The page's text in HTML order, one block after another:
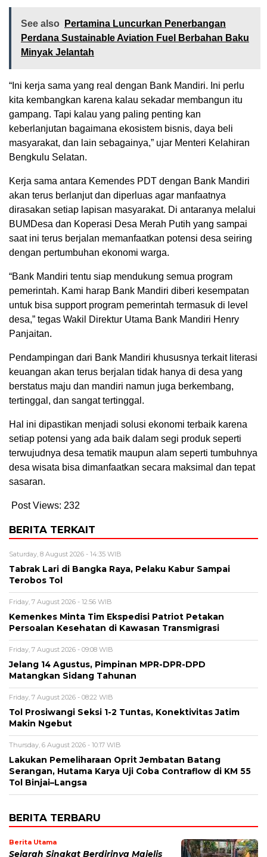
See also
Pertamina Luncurkan Penerbangan
Perdana Sustainable Aviation Fuel Berbahan Baku
Minyak Jelantah
“Ini kerja sama yang real dengan Bank Mandiri. Ini perlu
kita kembangkan karena kalau sekadar membangun itu
gampang. Tapi kalau yang paling penting kan
keberlanjutan bagaimana ekosistem bisnis, daya beli
masyarakat, dan lain sebagainya,” ujar Menteri Kelahiran
Bengkulu Selatan.
Kerja sama antara Kemendes PDT dengan Bank Mandiri
akan terus berlanjut dan diperluas agar manfaatnya
dirasakan setiap lapisan masyarakat. Di antaranya melalui
BUMDesa dan Koperasi Desa Merah Putih yang sampai
saat ini terus berjalan memanfaatkan potensi desa seiring
dengan pertumbuhan ekonomi warga.
“Bank Mandiri tentu siap mendukung semua program
pemerintah. Kami harap Bank Mandiri diberi kesempatan
untuk bisa support program pemerintah termasuk di level
desa,” tegas Wakil Direktur Utama Bank Mandiri Henry
Panjaitan.
Pendampingan dari Bank Mandiri khususnya terkait literasi
keuangan akan terus berjalan tidak hanya di desa yang
berstatus maju dan mandiri namun juga berkembang,
tertinggal, dan sangat tertinggal.
Hal ini dipastikan menjadi solusi ekonomi terbaik karena
setiap potensi yang ada baik dalam segi produk seperti
terwujudnya desa tematik maupun alam seperti tumbuhnya
desa wisata bisa dimanfaatkan secara maksimal dan tepat
sasaran.
Post Views: 232
BERITA TERKAIT
Saturday, 8 August 2026 - 14:35 WIB
Tabrak Lari di Bangka Raya, Pelaku Kabur Sampai
Terobos Tol
Friday, 7 August 2026 - 12:56 WIB
Kemenkes Minta Tim Ekspedisi Patriot Petakan
Persoalan Kesehatan di Kawasan Transmigrasi
Friday, 7 August 2026 - 09:08 WIB
Jelang 14 Agustus, Pimpinan MPR-DPR-DPD
Matangkan Sidang Tahunan
Friday, 7 August 2026 - 08:22 WIB
Tol Prosiwangi Seksi 1-2 Tuntas, Konektivitas Jatim
Makin Ngebut
Thursday, 6 August 2026 - 10:17 WIB
Lakukan Pemeliharaan Oprit Jembatan Batang
Serangan, Hutama Karya Uji Coba Contraflow di KM 55
Tol Binjai–Langsa
BERITA TERBARU
Berita Utama
Sejarah Singkat Berdirinya Majelis